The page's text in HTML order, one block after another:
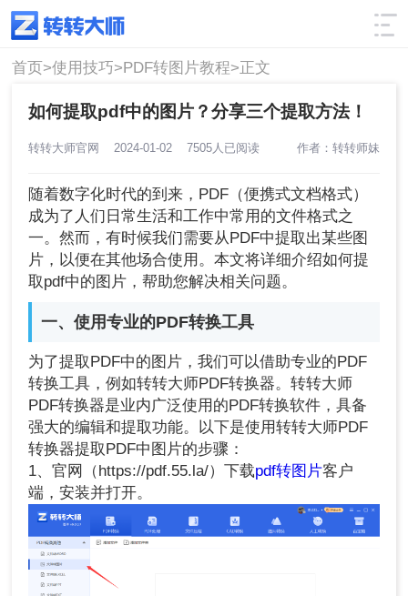
使用技巧 筛选
首页>使用技巧>PDF转图片教程>正文
如何提取pdf中的图片？分享三个提取方法！
转转大师官网 2024-01-02 7505人已阅读 作者：转转师妹
随着数字化时代的到来，PDF（便携式文档格式）
成为了人们日常生活和工作中常用的文件格式之
一。然而，有时候我们需要从PDF中提取出某些图
片，以便在其他场合使用。本文将详细介绍如何提
取pdf中的图片，帮助您解决相关问题。
一、使用专业的PDF转换工具
为了提取PDF中的图片，我们可以借助专业的PDF
转换工具，例如转转大师PDF转换器。转转大师
PDF转换器是业内广泛使用的PDF转换软件，具备
强大的编辑和提取功能。以下是使用转转大师PDF
转换器提取PDF中图片的步骤：
1、官网（https://pdf.55.la/）下载pdf转图片客户
端，安装并打开。